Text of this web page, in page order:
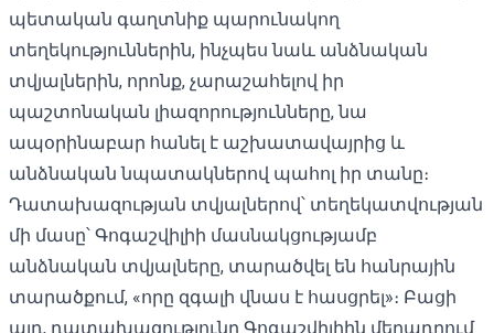
պետական ​​գաղտնիք պարունակող
տեղեկություններին, ինչպես նաև անձնական
տվյալներին, որոնք, չարաշահելով իր
պաշտոնական լիազորությունները, նա
ապօրինաբար հանել է աշխատավայրից և
անձնական նպատակներով պահոլ իր տանը։
Դատախազության տվյալներով՝ տեղեկատվության
մի մասը՝ Գոգաշվիլիի մասնակցությամբ
անձնական տվյալները, տարածվել են հանրային
տարածքում, «որը զգալի վնաս է հասցրել»։ Բացի
այդ, դատախազությունը Գոգաշվիլիին մեղադրում